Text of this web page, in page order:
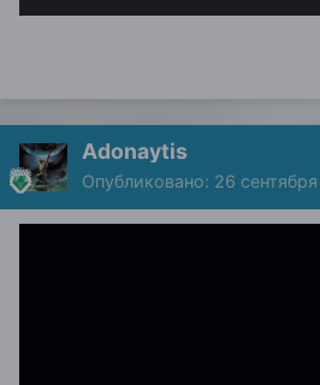
Adonaytis
Опубликовано: 26